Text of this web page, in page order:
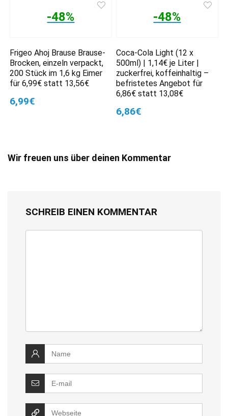
-48%
Frigeo Ahoj Brause Brause-
Brocken, einzeln verpackt,
200 Stück im 1,6 kg Eimer
für 6,99€ statt 13,56€
6,99€
-48%
Coca-Cola Light (12 x
500ml) | 1,14€ je Liter |
zuckerfrei, koffeinhaltig –
befristetes Angebot für
6,86€ statt 13,08€
6,86€
Wir freuen uns über deinen Kommentar
SCHREIB EINEN KOMMENTAR